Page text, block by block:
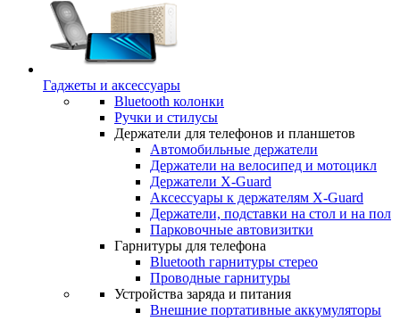
Гаджеты и аксессуары
Bluetooth колонки
Ручки и стилусы
Держатели для телефонов и планшетов
Автомобильные держатели
Держатели на велосипед и мотоцикл
Держатели X-Guard
Аксессуары к держателям X-Guard
Держатели, подставки на стол и на пол
Парковочные автовизитки
Гарнитуры для телефона
Bluetooth гарнитуры стерео
Проводные гарнитуры
Устройства заряда и питания
Внешние портативные аккумуляторы